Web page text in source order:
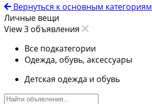
Вернуться к основным категориям
Личные вещи
View 3 объявления
Все подкатегории
Одежда, обувь, аксессуары
Детская одежда и обувь